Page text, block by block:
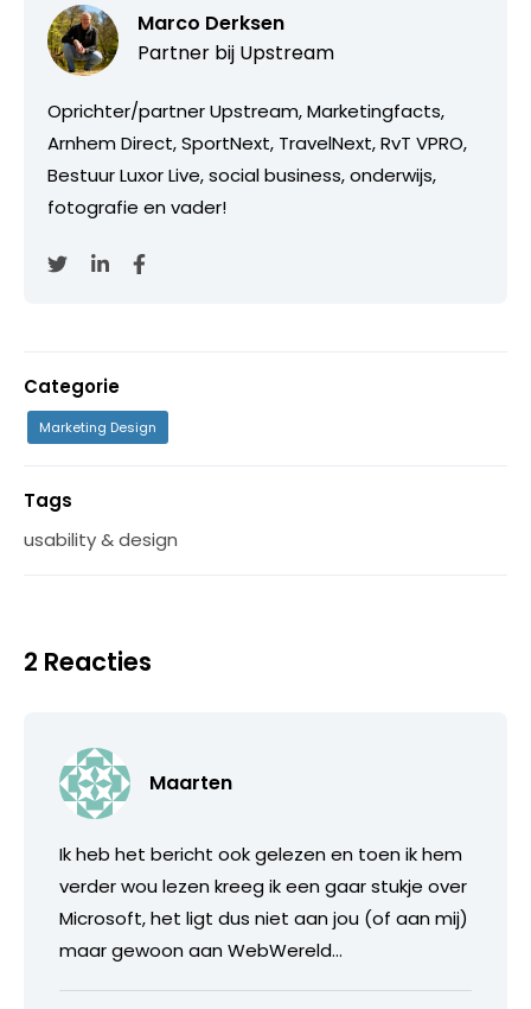
Marco Derksen
Partner bij Upstream
Oprichter/partner Upstream, Marketingfacts,
Arnhem Direct, SportNext, TravelNext, RvT VPRO,
Bestuur Luxor Live, social business, onderwijs,
fotografie en vader!
Categorie
Marketing Design
Tags
usability & design
2 Reacties
Maarten
Ik heb het bericht ook gelezen en toen ik hem
verder wou lezen kreeg ik een gaar stukje over
Microsoft, het ligt dus niet aan jou (of aan mij)
maar gewoon aan WebWereld…